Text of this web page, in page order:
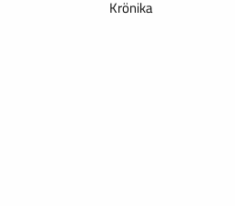
Krönika